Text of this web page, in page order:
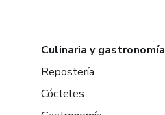
Culinaria y gastronomía
Repostería
Cócteles